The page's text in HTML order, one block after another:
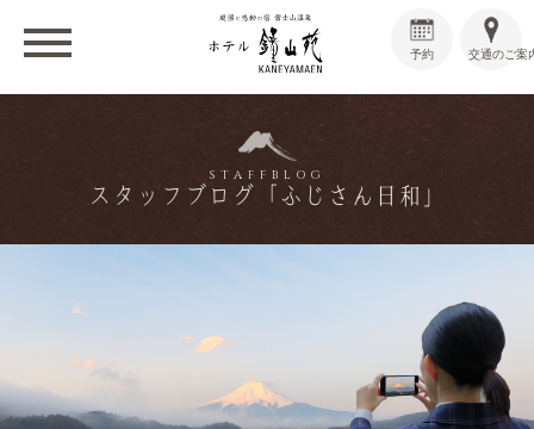
交通のご案
予約
STAFFBLOG
スタッフブログ「ふじさん日和」